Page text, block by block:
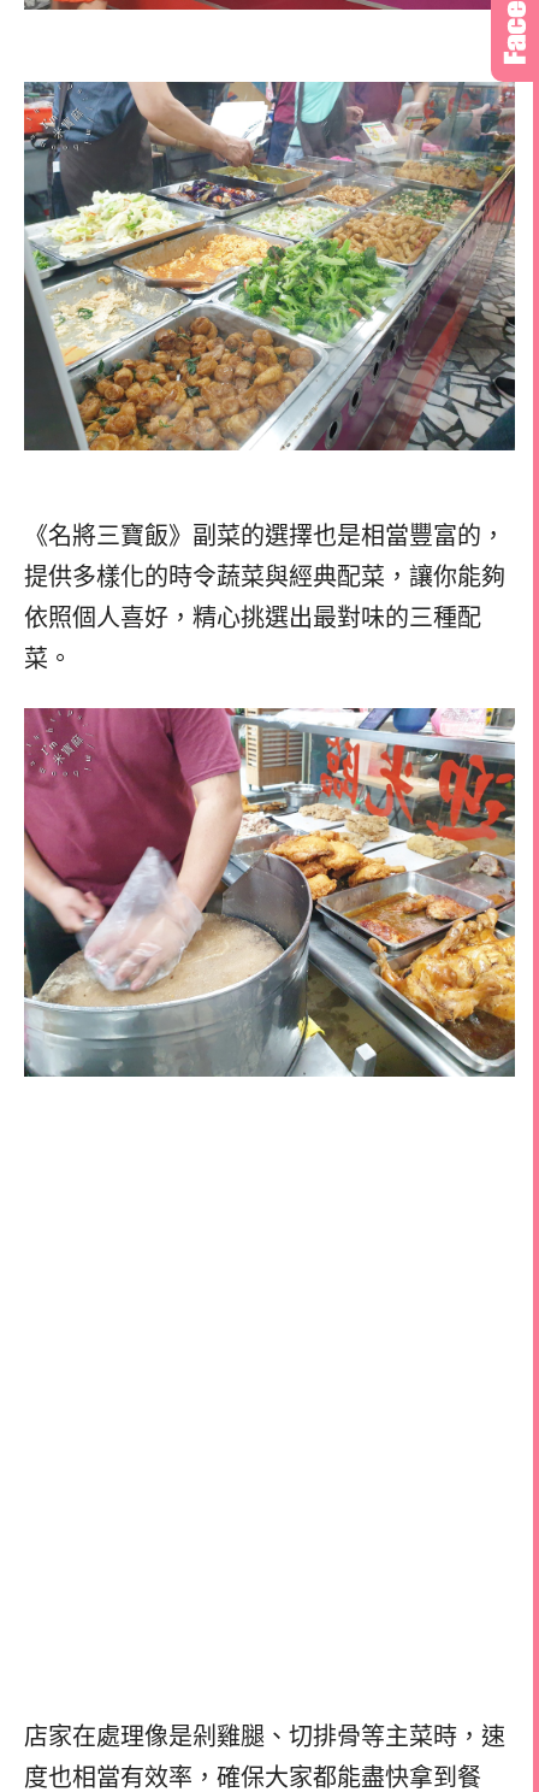
《名將三寶飯》副菜的選擇也是相當豐富的，
提供多樣化的時令蔬菜與經典配菜，讓你能夠
依照個人喜好，精心挑選出最對味的三種配
菜。
店家在處理像是剁雞腿、切排骨等主菜時，速
度也相當有效率，確保大家都能盡快拿到餐